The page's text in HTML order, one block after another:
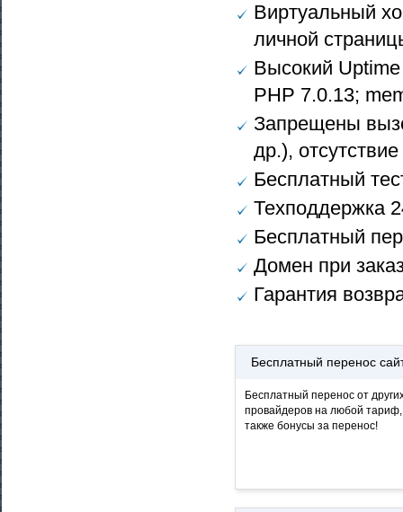
Виртуальный
личной
Высокий
PHP 7.0.13;
Запрещены
др.),
Бесплатный
Техподдержка
Бесплатный
Домен при
Гарантия
Бесплатный перенос
Бесплатный перенос от
провайдеров на любой
также бонусы за перенос!